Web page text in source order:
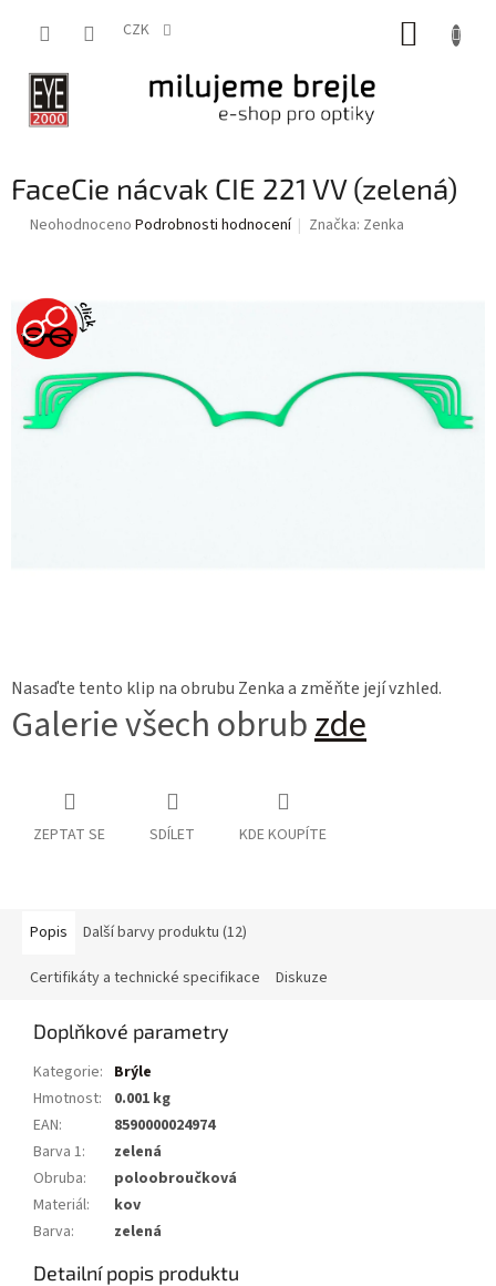
CZK
FaceCie nácvak CIE 221 VV (zelená)
Průměrné
0,0
z
5
hvězdiček.
Neohodnoceno Podrobnosti hodnocení Značka: Zenka
Nasaďte tento klip na obrubu Zenka a změňte její vzhled.
Galerie všech obrubzde
ZEPTAT SE SDÍLET KDE KOUPÍTE
Popis Další barvy produktu (12)
Certifikáty a technické specifikace Diskuze
Doplňkové parametry
Kategorie: Brýle
Hmotnost:
0.001 kg
EAN:
8590000024974
Barva 1:
zelená
Obruba:
poloobroučková
Materiál:
kov
Barva: zelená
Detailní popis produktu